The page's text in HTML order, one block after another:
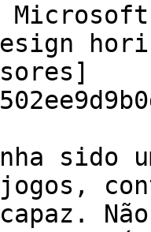
sido
capaz.